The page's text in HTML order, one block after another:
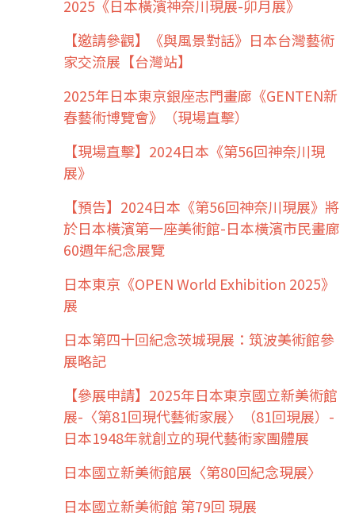
2025《日本橫濱神奈川現展-卯月展》
【邀請參觀】《與風景對話》日本台灣藝術
家交流展【台灣站】
2025年日本東京銀座志門畫廊《GENTEN新
春藝術博覽會》（現場直擊）
【現場直擊】2024日本《第56回神奈川現
展》
【預告】2024日本《第56回神奈川現展》將
於日本橫濱第一座美術館-日本橫濱市民畫廊
60週年紀念展覽
日本東京《OPEN World Exhibition 2025》
展
日本第四十回紀念茨城現展：筑波美術館參
展略記
【參展申請】2025年日本東京國立新美術館
展-〈第81回現代藝術家展〉（81回現展）-
日本1948年就創立的現代藝術家團體展
日本國立新美術館展〈第80回紀念現展〉
日本國立新美術館 第79回 現展